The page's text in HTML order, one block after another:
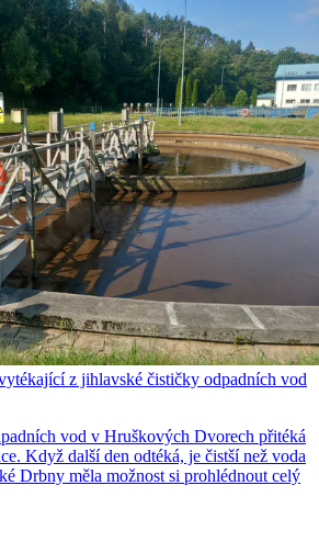
z jihlavské čističky odpadních vod
vod v Hruškových Dvorech přitéká
Když další den odtéká, je čistší než voda
Drbny měla možnost si prohlédnout celý